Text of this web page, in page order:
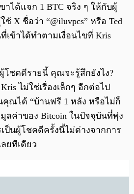
าได้แจก 1 BTC จริง ๆ ให้กับผู้
X ชื่อว่า “@iluvpcs” หรือ Ted
ที่เข้าได้ทำตามเงื่อนไขที่ Kris
โชคดีรายนี้ คุณจะรู้สึกยังไง?
ไม่ใช่เรื่องเล็กๆ อีกต่อไป
คุณได้ “บ้านฟรี 1 หลัง หรือไม่ก็
ลค่าของ Bitcoin ในปัจจุบันที่พุ่ง
ป็นผู้โชคดีครั้งนี้ไม่ต่างจากการ
ยทีเดียว